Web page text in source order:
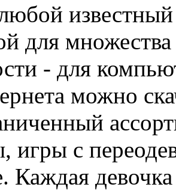
для
- для
можно
игры с
Каждая